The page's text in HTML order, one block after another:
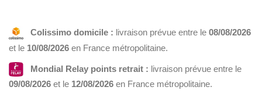
Colissimo domicile : livraison prévue entre le 08/08/2026
et le 10/08/2026 en France métropolitaine.
Mondial Relay points retrait : livraison prévue entre le
09/08/2026 et le 12/08/2026 en France métropolitaine.